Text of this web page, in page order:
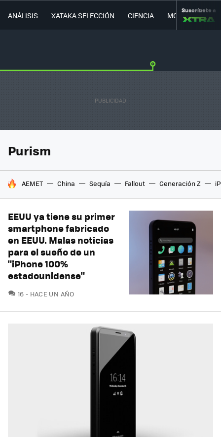
ANÁLISIS XATAKA SELECCIÓN CIENCIA MOVILIDAD
Suscríbete a
Purism
HOY SE HABLA DE
AEMET China Sequía Fallout Generación Z
EEUU ya tiene su primer
smartphone fabricado
en EEUU. Malas noticias
para el sueño de un
"iPhone 100%
estadounidense"
16 COMENTARIOS
HACE UN AÑO